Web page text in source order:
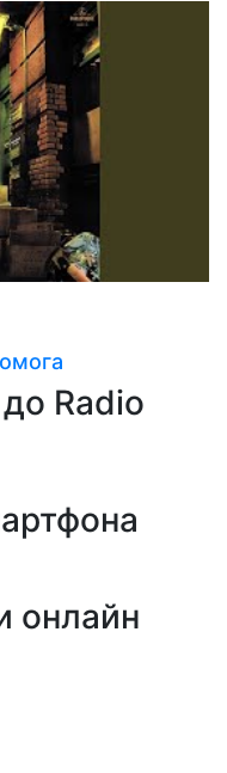
Radio
онлайн